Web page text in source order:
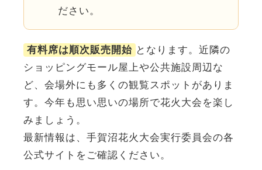
ださい。
有料席は順次販売開始 となります。近隣の
ショッピングモール屋上や公共施設周辺な
ど、会場外にも多くの観覧スポットがありま
す。今年も思い思いの場所で花火大会を楽し
みましょう。
最新情報は、手賀沼花火大会実行委員会の各
公式サイトをご確認ください。